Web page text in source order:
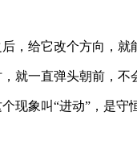
，给它改个方向，就
就一直弹头朝前，不
象叫“进动”，是守